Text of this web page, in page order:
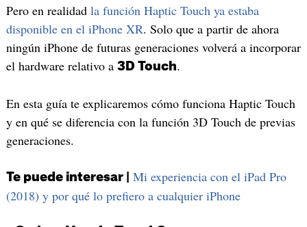
Pero en realidad la función Haptic Touch ya estaba
disponible en el iPhone XR. Solo que a partir de ahora
ningún iPhone de futuras generaciones volverá a incorporar
el hardware relativo a 3D Touch.
En esta guía te explicaremos cómo funciona Haptic Touch
y en qué se diferencia con la función 3D Touch de previas
generaciones.
Te puede interesar |
Mi experiencia con el iPad Pro
(2018) y por qué lo prefiero a cualquier iPhone